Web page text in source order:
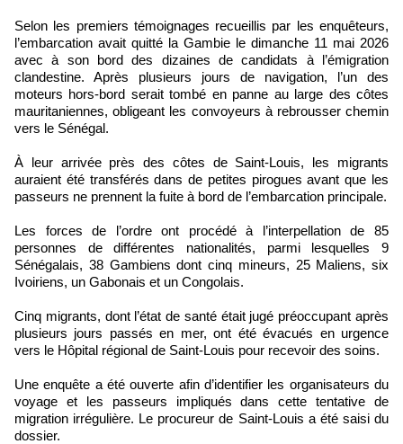
Selon les premiers témoignages recueillis par les enquêteurs,
l’embarcation avait quitté la Gambie le dimanche 11 mai 2026
avec à son bord des dizaines de candidats à l’émigration
clandestine. Après plusieurs jours de navigation, l’un des
moteurs hors-bord serait tombé en panne au large des côtes
mauritaniennes, obligeant les convoyeurs à rebrousser chemin
vers le Sénégal.
À leur arrivée près des côtes de Saint-Louis, les migrants
auraient été transférés dans de petites pirogues avant que les
passeurs ne prennent la fuite à bord de l’embarcation principale.
Les forces de l’ordre ont procédé à l’interpellation de 85
personnes de différentes nationalités, parmi lesquelles 9
Sénégalais, 38 Gambiens dont cinq mineurs, 25 Maliens, six
Ivoiriens, un Gabonais et un Congolais.
Cinq migrants, dont l’état de santé était jugé préoccupant après
plusieurs jours passés en mer, ont été évacués en urgence
vers le Hôpital régional de Saint-Louis pour recevoir des soins.
Une enquête a été ouverte afin d’identifier les organisateurs du
voyage et les passeurs impliqués dans cette tentative de
migration irrégulière. Le procureur de Saint-Louis a été saisi du
dossier.